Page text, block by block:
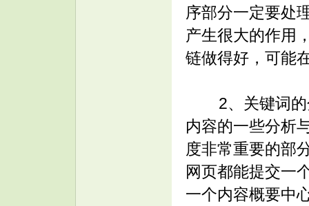
序部分一定要处
产生很大的作用
链做得好，可能
2、关键词的
内容的一些分析
度非常重要的部
网页都能提交一
一个内容概要中